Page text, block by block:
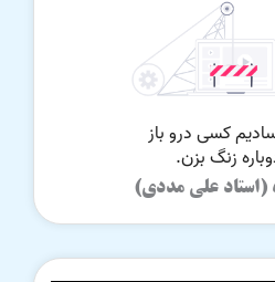
(استاد علی مددی)